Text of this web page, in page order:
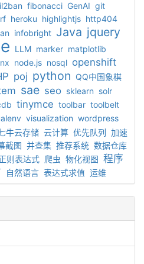
fibonacci GenAI git
heroku highlightjs http404
infobright Java jquery
LLM marker matplotlib
node.js nosql openshift
poj python QQ中国象棋
sae seo sklearn solr
tinymce toolbar toolbelt
visualization wordpress
牛云存储 云计算 优先队列 加速
截图 并查集 推荐系统 数据仓库
则表达式 爬虫 物化视图 程序
自然语言 表达式求值 运维